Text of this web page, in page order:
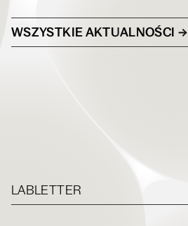
WSZYSTKIE AKTUALNOŚCI →
LABLETTER